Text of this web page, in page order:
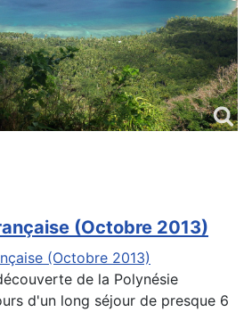
(Octobre 2013)
de la Polynésie
d'un long séjour de presque 6